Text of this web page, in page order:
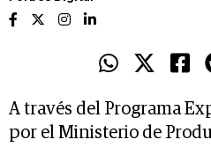
A través del Programa
por el Ministerio de